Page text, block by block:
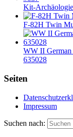
Kit-
F-82H Twin
WW II German
635028
Seiten
Impressum
Suchen nach: